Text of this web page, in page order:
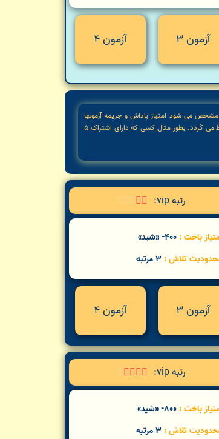
آزمون 3 آزمون 4
مشخص می شود امتیاز پاداش و جریمه آزمونها
متفاوت خواهد بود. لازم به ذکر است که ملاک سطح دسترسی براساس بالاترین میزان سطح یا همان تعداد ستاره ها لحاظ می گردد. بطور مثال کسی که دارای اشتراک 5
رتبه vip: 




باخت :
تلاش :
آزمون 3 آزمون 4
رتبه vip: 




باخت :
تلاش :